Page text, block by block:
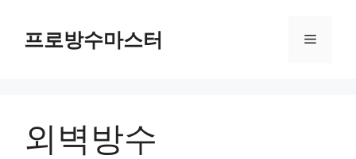
프로방수마스터 메
외벽방수